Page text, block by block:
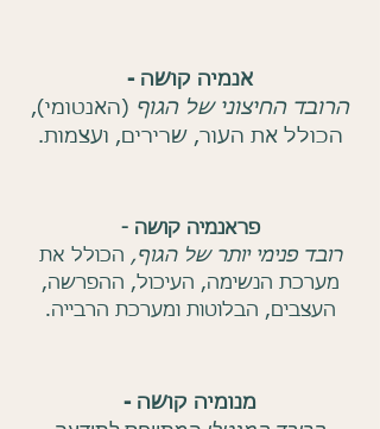
אנמיה קושה -
הרובד החיצוני של הגוף (האנטומי),
הכולל את העור, שרירים, ועצמות.​
פראנמיה קושה -
רובד פנימי יותר של הגוף, הכולל את
מערכת הנשימה, העיכול, ההפרשה,
העצבים, הבלוטות ומערכת הרבייה.
מנומיה קושה -